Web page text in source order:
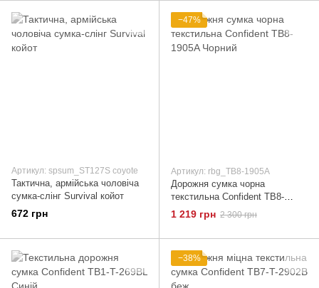
Артикул: spsum_ST127S coyote
Тактична, армійська чоловіча
сумка-слінг Survival койот
672 грн
−47%
Артикул: rbg_TB8-1905A
Дорожня сумка чорна
текстильна Confident TB8-
1905A Чорний
1 219 грн 2 300 грн
−38%